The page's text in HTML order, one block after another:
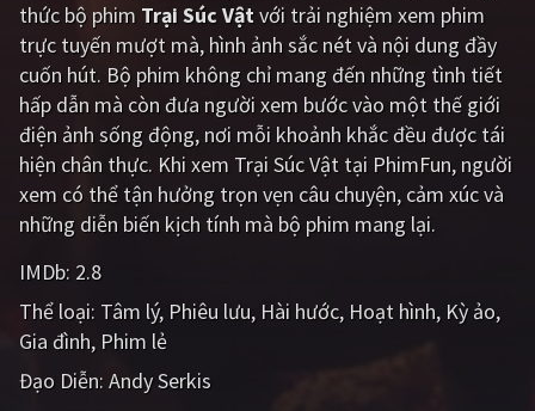
PHIM MỚI
PHIM BỘ
PHIM LẺ
PHIM CHIẾU RẠP
TUYỂN TẬP PHIM
BLOG
thức bộ phim Trại Súc Vậtvới trải nghiệm xem phim
trực tuyến mượt mà, hình ảnh sắc nét và nội dung đầy
cuốn hút. Bộ phim không chỉ mang đến những tình tiết
hấp dẫn mà còn đưa người xem bước vào một thế giới
điện ảnh sống động, nơi mỗi khoảnh khắc đều được tái
hiện chân thực. Khi xem Trại Súc Vật tại PhimFun, người
xem có thể tận hưởng trọn vẹn câu chuyện, cảm xúc và
những diễn biến kịch tính mà bộ phim mang lại.
IMDb: 2.8
Thể loại: Tâm lý Phiêu lưu Hài hước Hoạt hình Kỳ ảo
Gia đình Phim lẻ
Đạo Diễn: Andy Serkis